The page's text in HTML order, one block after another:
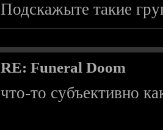
Подскажыте такие
RE: Funeral Doom
что-то субъективно